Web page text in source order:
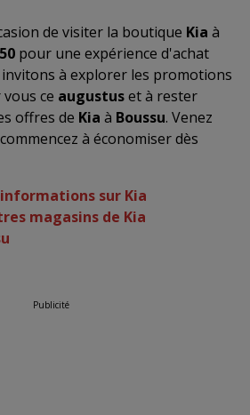
de visiter la boutique Kia à
pour une expérience d'achat
à explorer les promotions
ce augustuset à rester
offres de Kia à Boussu. Venez
à économiser dès
sur Kia
magasins de Kia
Publicité